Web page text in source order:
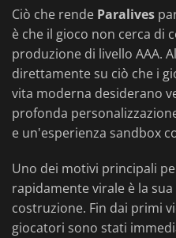
Ciò che rende Paralives
è che il gioco non cerca di
produzione di livello AAA.
direttamente su ciò che i
vita moderna desiderano
profonda
e un'esperienza sandbox
Uno dei motivi principali
rapidamente virale è la
costruzione. Fin dai primi
giocatori sono stati